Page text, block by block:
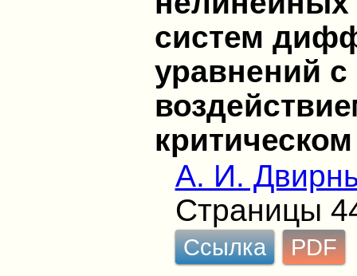
систем
уравнений
А. И.
Страницы
Ссылка PDF